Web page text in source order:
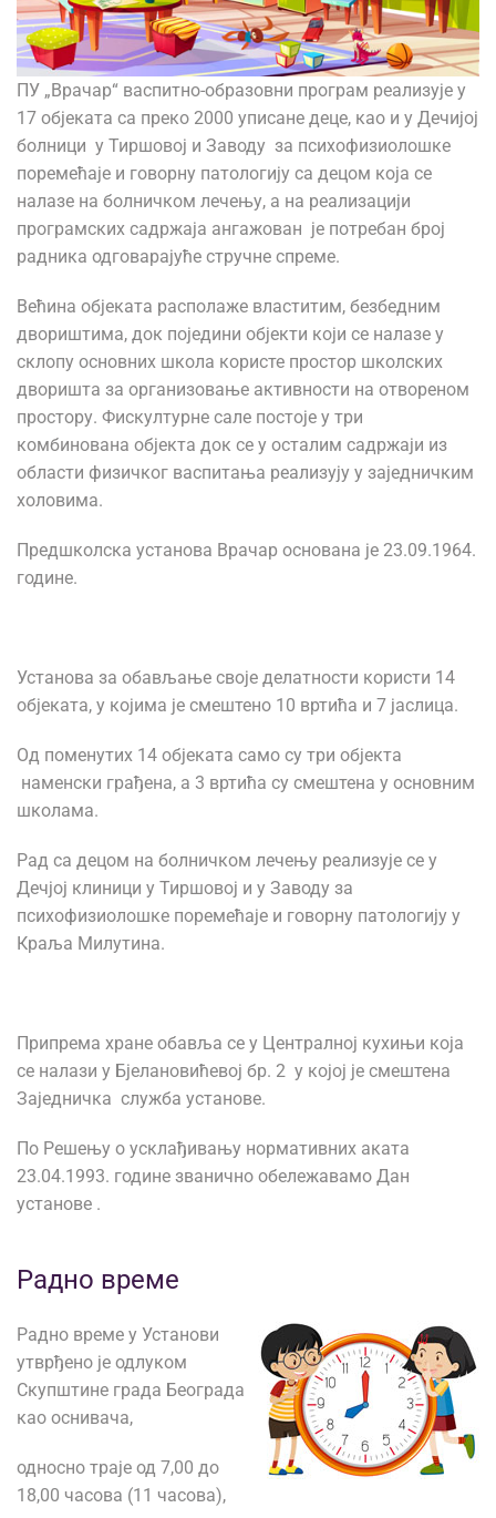
ПУ „Врачар“ васпитно-образовни програм реализује у
17 објеката са преко 2000 уписане деце, као и у Дечијој
болници у Тиршовој и Заводу за психофизиолошке
поремећаје и говорну патологију са децом која се
налазе на болничком лечењу, а на реализацији
програмских садржаја ангажован је потребан број
радника одговарајуће стручне спреме.
Већина објеката располаже властитим, безбедним
двориштима, док поједини објекти који се налазе у
склопу основних школа користе простор школских
дворишта за организовање активности на отвореном
простору. Фискултурне сале постоје у три
комбинована објекта док се у осталим садржаји из
области физичког васпитања реализују у заједничким
холовима.
Предшколска установа Врачар основана је 23.09.1964.
године.
Установа за обављање своје делатности користи 14
објеката, у којима је смештено 10 вртића и 7 јаслица.
Од поменутих 14 објеката само су три објекта
наменски грађена, а 3 вртића су смештена у основним
школама.
Рад са децом на болничком лечењу реализује се у
Дечјој клиници у Тиршовој и у Заводу за
психофизиолошке поремећаје и говорну патологију у
Краља Милутина.
Припрема хране обавља се у Централној кухињи која
се налази у Бјелановићевој бр. 2 у којој је смештена
Заједничка служба установе.
По Решењу о усклађивању нормативних аката
23.04.1993. године званично обележавамо Дан
установе .
Радно време
Радно време у Установи
утврђено је одлуком
Скупштине града Београда
као оснивача,
односно траје од 7,00 до
18,00 часова (11 часова),